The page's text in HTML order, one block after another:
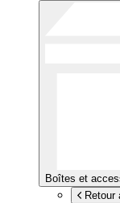
Boîtes et
Retour